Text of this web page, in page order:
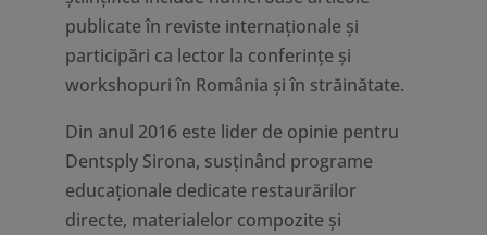
publicate în reviste internaționale și
participări ca lector la conferințe și
workshopuri în România și în străinătate.
Din anul 2016 este lider de opinie pentru
Dentsply Sirona, susținând programe
educaționale dedicate restaurărilor
directe, materialelor compozite și